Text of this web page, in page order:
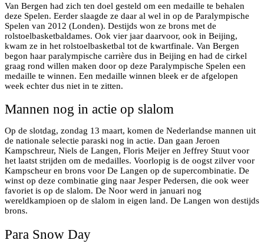
Van Bergen had zich ten doel gesteld om een medaille te behalen
deze Spelen. Eerder slaagde ze daar al wel in op de Paralympische
Spelen van 2012 (Londen). Destijds won ze brons met de
rolstoelbasketbaldames. Ook vier jaar daarvoor, ook in Beijing,
kwam ze in het rolstoelbasketbal tot de kwartfinale. Van Bergen
begon haar paralympische carrière dus in Beijing en had de cirkel
graag rond willen maken door op deze Paralympische Spelen een
medaille te winnen. Een medaille winnen bleek er de afgelopen
week echter dus niet in te zitten.
Mannen nog in actie op slalom
Op de slotdag, zondag 13 maart, komen de Nederlandse mannen uit
de nationale selectie paraski nog in actie. Dan gaan Jeroen
Kampschreur, Niels de Langen, Floris Meijer en Jeffrey Stuut voor
het laatst strijden om de medailles. Voorlopig is de oogst zilver voor
Kampscheur en brons voor De Langen op de supercombinatie. De
winst op deze combinatie ging naar Jesper Pedersen, die ook weer
favoriet is op de slalom. De Noor werd in januari nog
wereldkampioen op de slalom in eigen land. De Langen won destijds
brons.
Para Snow Day